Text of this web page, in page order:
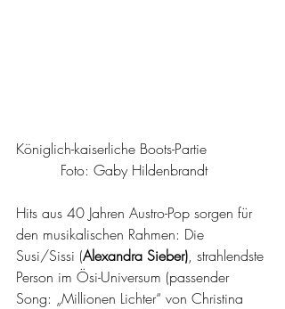
Königlich-kaiserliche Boots-Partie
          Foto: Gaby Hildenbrandt
Hits aus 40 Jahren Austro-Pop sorgen für
den musikalischen Rahmen: Die
Susi/Sissi (Alexandra Sieber), strahlendste
Person im Ösi-Universum (passender
Song: „Millionen Lichter“ von Christina